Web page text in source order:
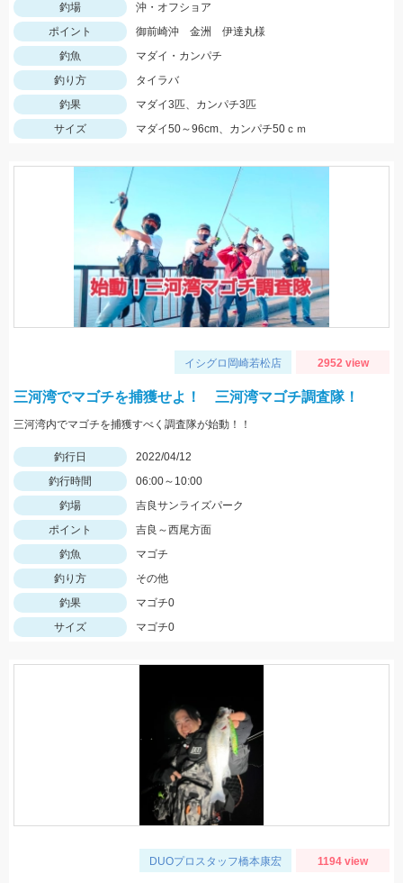
釣場
沖・オフショア
ポイント
御前崎沖 金洲 伊達丸様
釣魚
マダイ・カンパチ
釣り方
タイラバ
釣果
マダイ3匹、カンパチ3匹
サイズ
マダイ50～96cm、カンパチ50ｃｍ
イシグロ岡崎若松店 2952 view
三河湾でマゴチを捕獲せよ！ 三河湾マゴチ調査隊！
三河湾内でマゴチを捕獲すべく調査隊が始動！！
釣行日
2022/04/12
釣行時間
06:00～10:00
釣場
吉良サンライズパーク
ポイント
吉良～西尾方面
釣魚
マゴチ
釣り方
その他
釣果
マゴチ0
サイズ
マゴチ0
DUOプロスタッフ橋本康宏 1194 view